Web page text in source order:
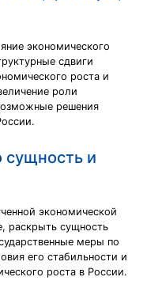
экономического
сдвиги
роста и
роли
решения
сущность и
экономической
раскрыть сущность
меры по
его стабильности и
роста в России.